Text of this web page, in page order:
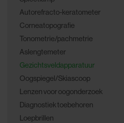
Autorefracto-keratometer
Corneatopografie
Tonometrie/pachmetrie
Aslengtemeter
Gezichtsveldapparatuur
Oogspiegel/Skiascoop
Lenzen voor oogonderzoek
Diagnostiek toebehoren
Loepbrillen